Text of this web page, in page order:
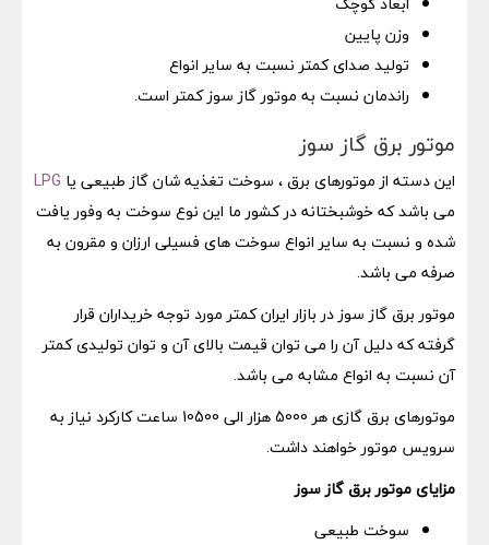
وزن پایین
تولید صدای کمتر نسبت به سایر انواع
راندمان نسبت به موتور گاز سوز کمتر است.
موتور برق گاز سوز
این دسته از موتورهای برق ، سوخت تغذیه شان گاز طبیعی یا LPG
می باشد که خوشبختانه در کشور ما این نوع سوخت به وفور یافت
شده و نسبت به سایر انواع سوخت های فسیلی ارزان و مقرون به
صرفه می باشد.
موتور برق گاز سوز در بازار ایران کمتر مورد توجه خریداران قرار
گرفته که دلیل آن را می توان قیمت بالای آن و توان تولیدی کمتر
آن نسبت به انواع مشابه می باشد.
موتورهای برق گازی هر 5000 هزار الی 10500 ساعت کارکرد نیاز به
سرویس موتور خواهند داشت.
مزایای موتور برق گاز سوز
سوخت طبیعی